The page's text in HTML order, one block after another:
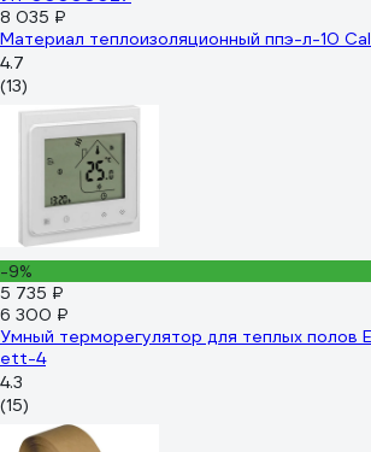
8 035 ₽
Материал теплоизоляционный ппэ-л-10
4.7
(13)
-9%
5 735 ₽
6 300 ₽
Умный терморегулятор для теплых полов
ett-4
4.3
(15)